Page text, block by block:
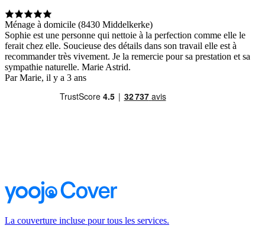
Ménage à domicile (8430 Middelkerke)
Sophie est une personne qui nettoie à la perfection comme elle le
ferait chez elle. Soucieuse des détails dans son travail elle est à
recommander très vivement. Je la remercie pour sa prestation et sa
sympathie naturelle. Marie Astrid.
Par Marie, il y a 3 ans
La couverture incluse pour tous les services.